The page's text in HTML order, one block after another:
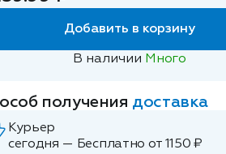
Добавить в корзину
В наличии Много
получения доставка
Курьер
сегодня — Бесплатно от 1150 ₽